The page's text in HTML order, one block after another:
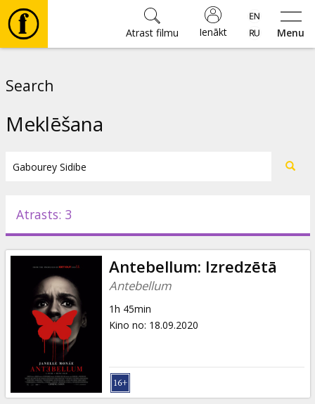
Menu
Ienākt
Atrast filmu
Pasākumi
Ziņas
Dāvanu
kartes
Uzkodas
Search
Meklēšana
Atrasts: 3
Antebellum: Izredzētā
Antebellum
1h 45min
Kino no: 18.09.2020